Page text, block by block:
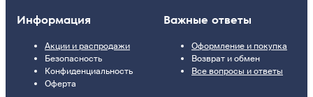
Информация
Акции и распродажи
Безопасность
Конфиденциальность
Оферта
Важные ответы
Оформление и покупка
Возврат и обмен
Все вопросы и ответы